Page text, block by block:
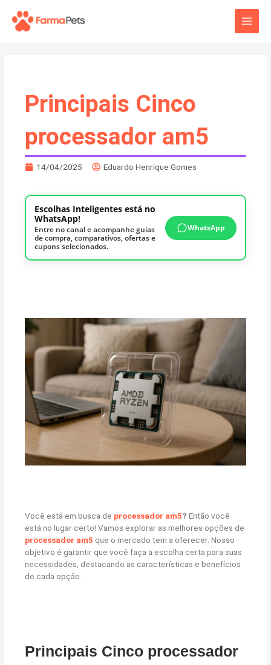
para
Main
Principais Cinco
processador am5
14/04/2025 Eduardo Henrique Gomes
Escolhas Inteligentes está no
WhatsApp!
Entre no canal e acompanhe guias
de compra, comparativos, ofertas e
cupons selecionados.
WhatsApp
Você está em busca de processador am5? Então você
está no lugar certo! Vamos explorar as melhores opções de
processador am5 que o mercado tem a oferecer. Nosso
objetivo é garantir que você faça a escolha certa para suas
necessidades, destacando as características e benefícios
de cada opção.
Principais Cinco processador